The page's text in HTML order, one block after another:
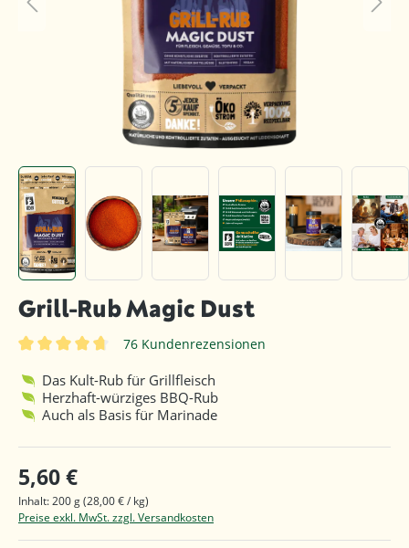
Grill-Rub Magic Dust
76 Kundenrezensionen
Das Kult-Rub für Grillfleisch
Herzhaft-würziges BBQ-Rub
Auch als Basis für Marinade
5,60 €
Inhalt:200 g(28,00 € / kg)
Preise exkl. MwSt. zzgl. Versandkosten